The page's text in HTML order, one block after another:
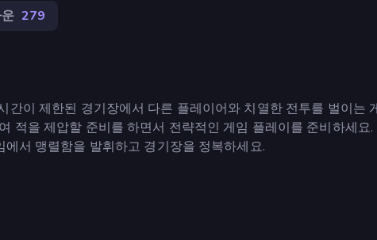
279
간이 제한된 경기장에서 다른 플레이어와 치열한 전투를 벌이는
적을 제압할 준비를 하면서 전략적인 게임 플레이를 준비하세요.
서 맹렬함을 발휘하고 경기장을 정복하세요.